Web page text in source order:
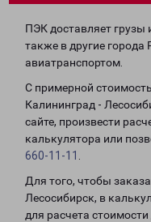
ПЭК доставляет грузы
также в другие
авиатранспортом.
С примерной
Калининград -
сайте, произвести
калькулятора или
660-11-11
Для того, чтобы
Лесосибирск, в
для расчета